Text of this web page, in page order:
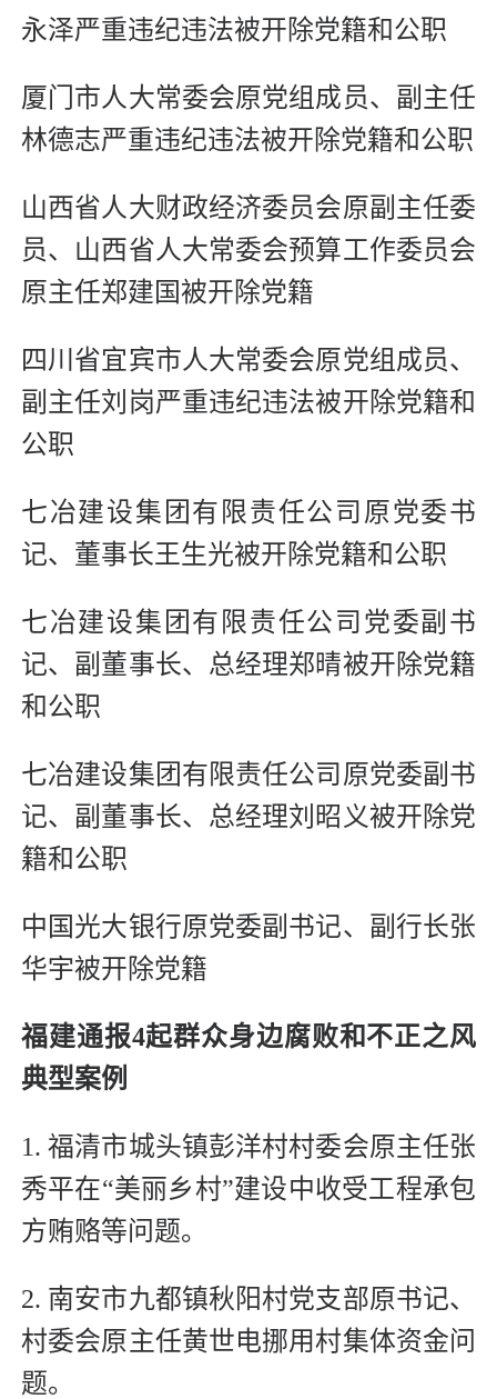
永泽严重违纪违法被开除党籍和公职
厦门市人大常委会原党组成员、副主任
林德志严重违纪违法被开除党籍和公职
山西省人大财政经济委员会原副主任委
员、山西省人大常委会预算工作委员会
原主任郑建国被开除党籍
四川省宜宾市人大常委会原党组成员、
副主任刘岗严重违纪违法被开除党籍和
公职
七冶建设集团有限责任公司原党委书
记、董事长王生光被开除党籍和公职
七冶建设集团有限责任公司党委副书
记、副董事长、总经理郑晴被开除党籍
和公职
七冶建设集团有限责任公司原党委副书
记、副董事长、总经理刘昭义被开除党
籍和公职
中国光大银行原党委副书记、副行长张
华宇被开除党籍
福建通报4起群众身边腐败和不正之风
典型案例
1. 福清市城头镇彭洋村村委会原主任张
秀平在“美丽乡村”建设中收受工程承包
方贿赂等问题。
2. 南安市九都镇秋阳村党支部原书记、
村委会原主任黄世电挪用村集体资金问
题。